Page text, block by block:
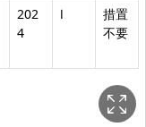
202
4
Ⅰ
措置
不要